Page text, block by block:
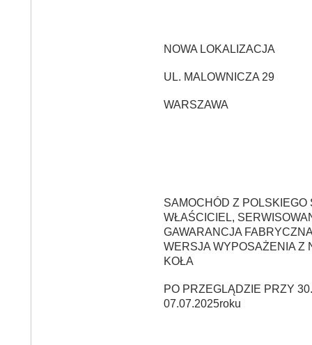
NOWA LOKALIZACJA
UL. MALOWNICZA 29
WARSZAWA
SAMOCHÓD Z POLSKIEGO
WŁAŚCICIEL,
GAWARANCJA
WERSJA WYPOSAŻENIA Z
KOŁA
PO PRZEGLĄDZIE PRZY
07.07.2025roku